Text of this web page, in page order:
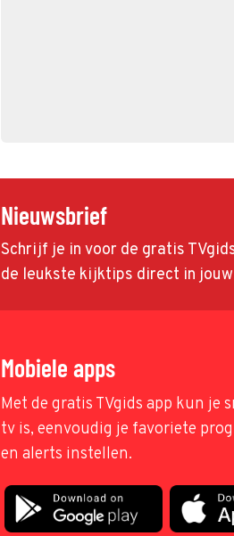
Nieuwsbrief
Schrijf je in voor de gratis
de leukste kijktips direct in
Mobiele apps
Met de gratis TVgids app kun je
tv is, eenvoudig je favoriete
en alerts instellen.